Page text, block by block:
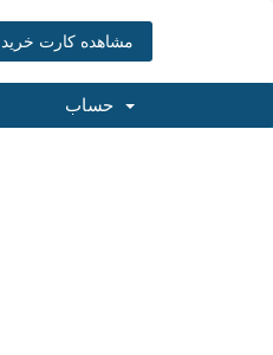
مشاهده کارت خرید